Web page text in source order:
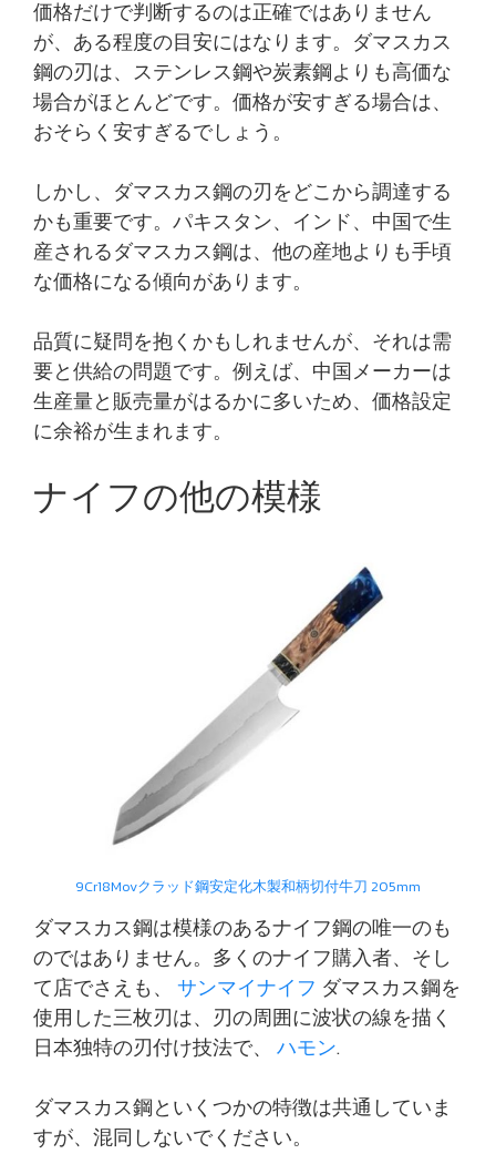
価格だけで判断するのは正確ではありません
が、ある程度の目安にはなります。ダマスカス
鋼の刃は、ステンレス鋼や炭素鋼よりも高価な
場合がほとんどです。価格が安すぎる場合は、
おそらく安すぎるでしょう。
しかし、ダマスカス鋼の刃をどこから調達する
かも重要です。パキスタン、インド、中国で生
産されるダマスカス鋼は、他の産地よりも手頃
な価格になる傾向があります。
品質に疑問を抱くかもしれませんが、それは需
要と供給の問題です。例えば、中国メーカーは
生産量と販売量がはるかに多いため、価格設定
に余裕が生まれます。
ナイフの他の模様
9Cr18Movクラッド鋼安定化木製和柄切付牛刀 205mm
ダマスカス鋼は模様のあるナイフ鋼の唯一のも
のではありません。多くのナイフ購入者、そし
て店でさえも、 サンマイナイフ ダマスカス鋼を
使用した三枚刃は、刃の周囲に波状の線を描く
日本独特の刃付け技法で、 ハモン.
ダマスカス鋼といくつかの特徴は共通していま
すが、混同しないでください。